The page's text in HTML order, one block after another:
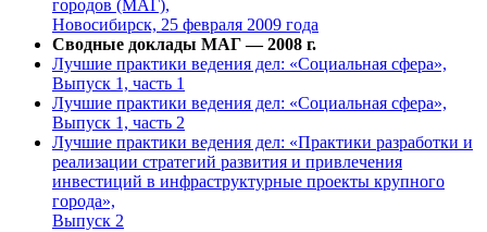
городов (МАГ),
Новосибирск, 25 февраля 2009 года
Сводные доклады МАГ — 2008 г.
Лучшие практики ведения дел: «Социальная сфера»,
Выпуск 1, часть 1
Лучшие практики ведения дел: «Социальная сфера»,
Выпуск 1, часть 2
Лучшие практики ведения дел: «Практики разработки и
реализации стратегий развития и привлечения
инвестиций в инфраструктурные проекты крупного
города»,
Выпуск 2